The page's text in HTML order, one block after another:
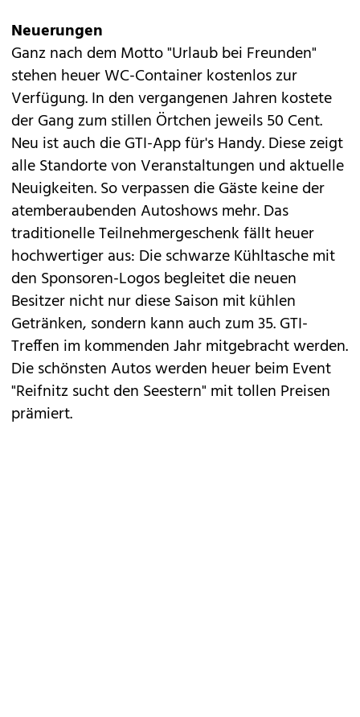
Neuerungen
Ganz nach dem Motto "Urlaub bei Freunden"
stehen heuer WC-Container kostenlos zur
Verfügung. In den vergangenen Jahren kostete
der Gang zum stillen Örtchen jeweils 50 Cent.
Neu ist auch die GTI-App für's Handy. Diese zeigt
alle Standorte von Veranstaltungen und aktuelle
Neuigkeiten. So verpassen die Gäste keine der
atemberaubenden Autoshows mehr. Das
traditionelle Teilnehmergeschenk fällt heuer
hochwertiger aus: Die schwarze Kühltasche mit
den Sponsoren-Logos begleitet die neuen
Besitzer nicht nur diese Saison mit kühlen
Getränken, sondern kann auch zum 35. GTI-
Treffen im kommenden Jahr mitgebracht werden.
Die schönsten Autos werden heuer beim Event
"Reifnitz sucht den Seestern" mit tollen Preisen
prämiert.